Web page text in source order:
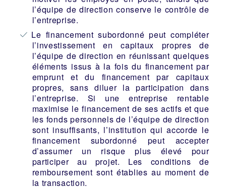
l’équipe de direction conserve le contrôle de
l’entreprise.
Le financement subordonné peut compléter
l’investissement en capitaux propres de
l’équipe de direction en réunissant quelques
éléments issus à la fois du financement par
emprunt et du financement par capitaux
propres, sans diluer la participation dans
l’entreprise. Si une entreprise rentable
maximise le financement de ses actifs et que
les fonds personnels de l’équipe de direction
sont insuffisants, l’institution qui accorde le
financement subordonné peut accepter
d’assumer un risque plus élevé pour
participer au projet. Les conditions de
remboursement sont établies au moment de
la transaction.